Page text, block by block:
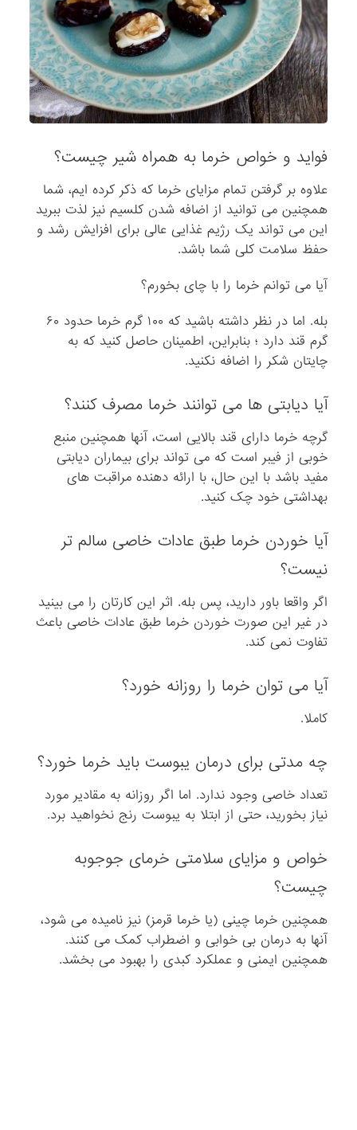
فواید و خواص خرما به همراه شیر چیست؟
علاوه بر گرفتن تمام مزایای خرما که ذکر کرده ایم، شما
همچنین می توانید از اضافه شدن کلسیم نیز لذت ببرید
این می تواند یک رژیم غذایی عالی برای افزایش رشد و
حفظ سلامت کلی شما باشد.
آیا می توانم خرما را با چای بخورم؟
بله. اما در نظر داشته باشید که ۱۰۰ گرم خرما حدود ۶۰
گرم قند دارد ؛ بنابراین، اطمینان حاصل کنید که به
چایتان شکر را اضافه نکنید.
آیا دیابتی ها می توانند خرما مصرف کنند؟
گرچه خرما دارای قند بالایی است، آنها همچنین منبع
خوبی از فیبر است که می تواند برای بیماران دیابتی
مفید باشد با این حال، با ارائه دهنده مراقبت های
بهداشتی خود چک کنید.
آیا خوردن خرما طبق عادات خاصی سالم تر
نیست؟
اگر واقعا باور دارید، پس بله. اثر این کارتان را می بینید
در غیر این صورت خوردن خرما طبق عادات خاصی باعث
تفاوت نمی کند.
آیا می توان خرما را روزانه خورد؟
کاملا.
چه مدتی برای درمان یبوست باید خرما خورد؟
تعداد خاصی وجود ندارد. اما اگر روزانه به مقادیر مورد
نیاز بخورید، حتی از ابتلا به یبوست رنج نخواهید برد.
خواص و مزایای سلامتی خرمای جوجوبه
چیست؟
همچنین خرما چینی (یا خرما قرمز) نیز نامیده می شود،
آنها به درمان بی خوابی و اضطراب کمک می کنند.
همچنین ایمنی و عملکرد کبدی را بهبود می بخشد.